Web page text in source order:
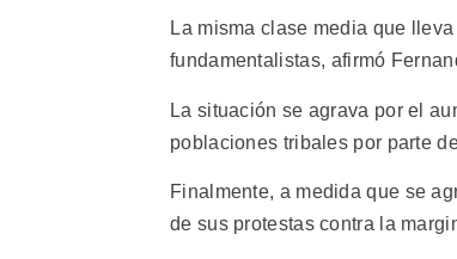
La misma clase media que
fundamentalistas, afirmó
La situación se agrava por el
poblaciones tribales por parte
Finalmente, a medida que se
de sus protestas contra la